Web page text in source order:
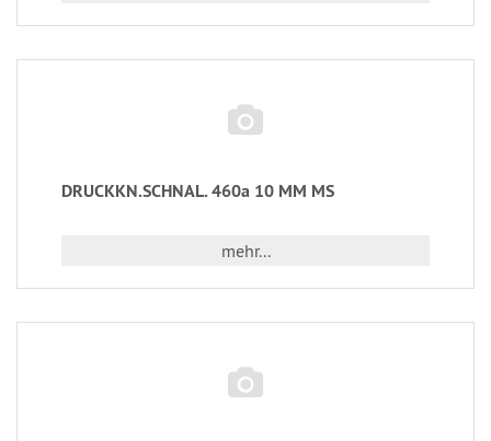
DRUCKKN.SCHNAL. 460a 10 MM MS
mehr...